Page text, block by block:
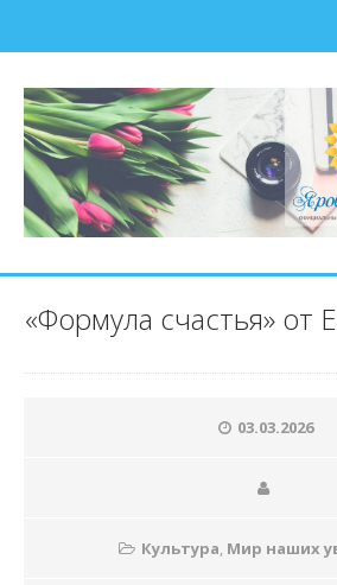
«Формула счастья» от
03.03.2026
Культура, Мир наших